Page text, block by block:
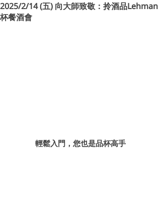
2025/2/14 (五) 向大師致敬：拎酒品Lehman
杯餐酒會
輕鬆入門，您也是品杯高手